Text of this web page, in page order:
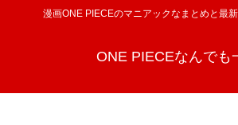
漫画ONE PIECEのマニアックなまとめと最
ONE PIECEなんでも